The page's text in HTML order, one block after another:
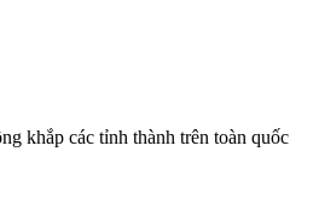
khắp các tỉnh thành trên toàn quốc